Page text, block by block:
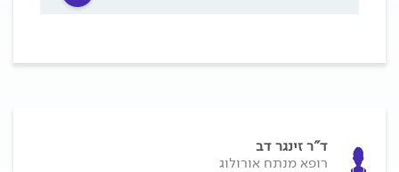
ד"ר זינגר דב
רופא מנתח אורולוג